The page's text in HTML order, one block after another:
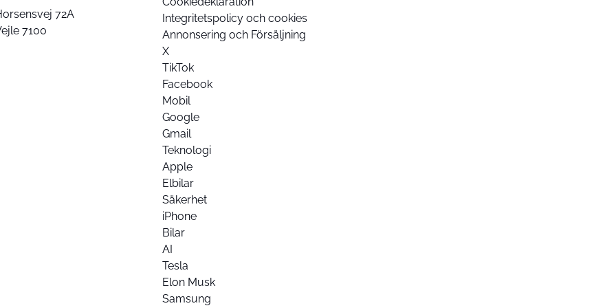
72A
7100
Integritetspolicy och cookies
Annonsering och Försäljning
X
TikTok
Facebook
Mobil
Google
Gmail
Teknologi
Apple
Elbilar
Säkerhet
iPhone
Bilar
AI
Tesla
Elon Musk
Samsung